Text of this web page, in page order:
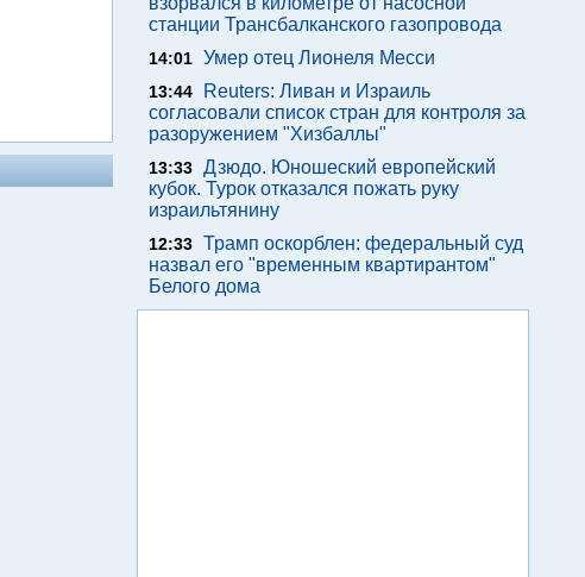
станции Трансбалканского газопровода
14:01 Умер отец Лионеля Месси
13:44
Reuters: Ливан и Израиль
согласовали список стран для контроля за
разоружением "Хизбаллы"
13:33 Дзюдо. Юношеский европейский
кубок. Турок отказался пожать руку
израильтянину
12:33 Трамп оскорблен: федеральный суд
назвал его "временным квартирантом"
Белого дома